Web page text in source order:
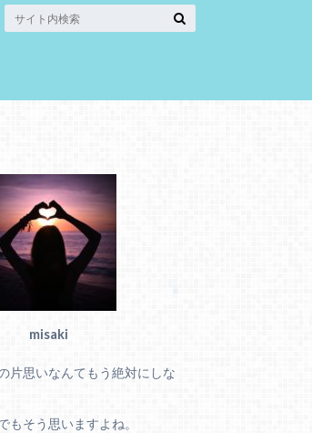
misaki
片思いなんてもう絶対にしな
もそう思いますよね。